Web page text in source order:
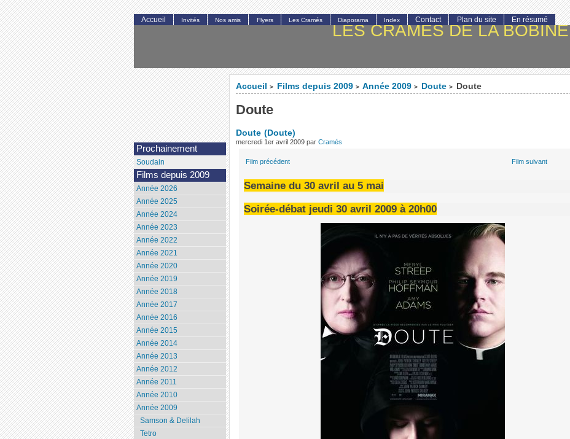
LES CRAMÉS DE LA BOBINE
Accueil > Films depuis 2009 > Année 2009 > Doute > Doute
Doute
Doute (Doute)
mercredi 1er avril 2009 par Cramés
Film précédent Film suivant
Semaine du 30 avril au 5 mai
Soirée-débat jeudi 30 avril 2009 à 20h00
Accueil Invités Nos amis Flyers Les Cramés Diaporama Index Contact Plan du site En résumé
Prochainement
Soudain
Films depuis 2009
Année 2026
Année 2025
Année 2024
Année 2023
Année 2022
Année 2021
Année 2020
Année 2019
Année 2018
Année 2017
Année 2016
Année 2015
Année 2014
Année 2013
Année 2012
Année 2011
Année 2010
Année 2009
Samson & Delilah
Tetro